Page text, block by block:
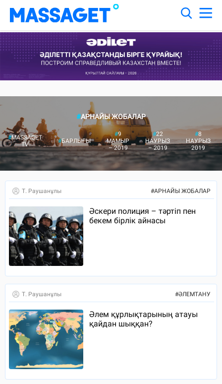
#АРНАЙЫ ЖОБАЛАР
#MASSAGET
TV
#БАРЛЫҒЫ
#9
МАМЫР
– 2019
#22
НАУРЫЗ
– 2019
#8
НАУРЫЗ
2019
Т. Раушанұлы #АРНАЙЫ ЖОБАЛАР
Әскери полиция – тәртіп пен
бекем бірлік айнасы
Т. Раушанұлы #ӘЛЕМТАНУ
Әлем құрлықтарының атауы
қайдан шыққан?